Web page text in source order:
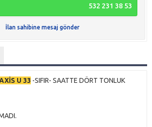
532 231 38 53
İlan sahibine mesaj gönder
U 33 -SIFIR- SAATTE DÖRT TONLUK